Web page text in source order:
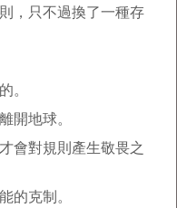
，只不過換了一種存
。
開地球。
會對規則產生敬畏之
的克制。